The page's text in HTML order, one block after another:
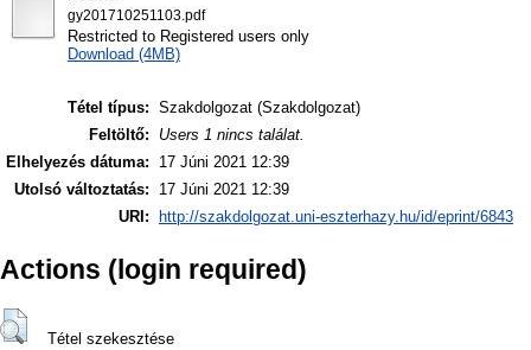
gy201710251103.pdf
Restricted to Registered users only
Download (4MB)
Tétel típus: Szakdolgozat (Szakdolgozat)
Feltöltő:
Users 1 nincs találat.
Elhelyezés dátuma:
17 Júni 2021 12:39
Utolsó változtatás:
17 Júni 2021 12:39
URI:
http://szakdolgozat.uni-eszterhazy.hu/id/eprint/6843
Actions (login required)
Tétel szekesztése